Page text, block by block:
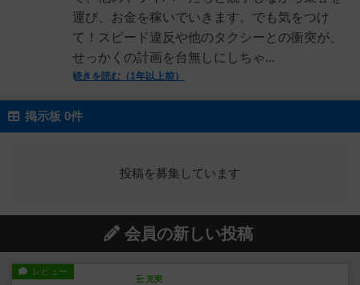
運び、お金を稼いでいきます。でも気をつけ
て！スピード違反や他のタクシーとの衝突が、
せっかくの計画を台無しにしちゃ...
続きを読む（1年以上前）
掲示板 0件
投稿を募集しています
会員の新しい投稿
レビュー
充実